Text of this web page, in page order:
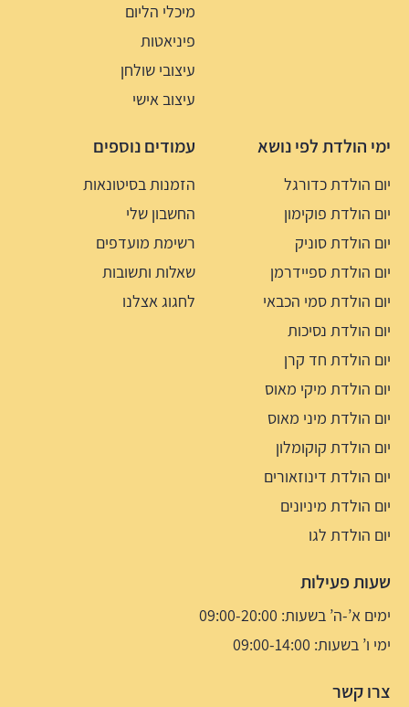
מיכלי הליום
פיניאטות
עיצובי שולחן
עיצוב אישי
ימי הולדת לפי נושא
יום הולדת כדורגל
יום הולדת פוקימון
יום הולדת סוניק
יום הולדת ספיידרמן
יום הולדת סמי הכבאי
יום הולדת נסיכות
יום הולדת חד קרן
יום הולדת מיקי מאוס
יום הולדת מיני מאוס
יום הולדת קוקומלון
יום הולדת דינוזאורים
יום הולדת מיניונים
יום הולדת לגו
עמודים נוספים
הזמנות בסיטונאות
החשבון שלי
רשימת מועדפים
שאלות ותשובות
לחגוג אצלנו
שעות פעילות
ימים א’-ה’ בשעות: 09:00-20:00
ימי ו’ בשעות: 09:00-14:00
צרו קשר